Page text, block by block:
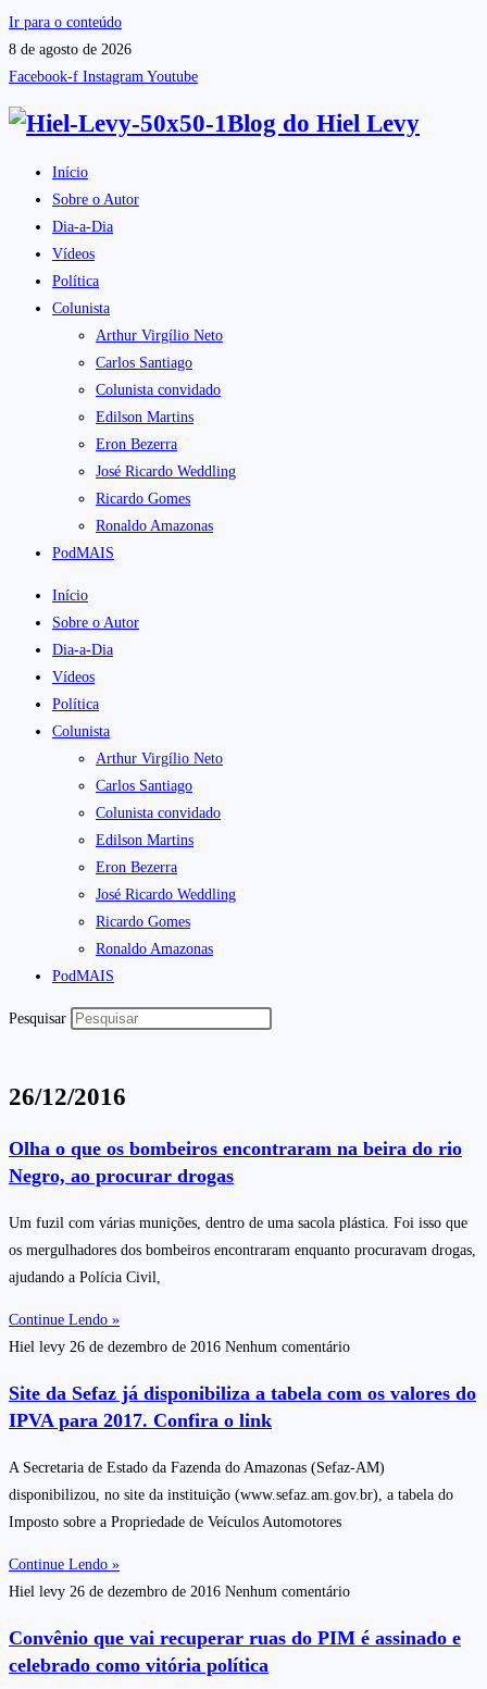
Ir para o conteúdo
8 de agosto de 2026
Facebook-f Instagram Youtube
Blog do Hiel Levy
Início
Sobre o Autor
Dia-a-Dia
Vídeos
Política
Colunista
Arthur Virgílio Neto
Carlos Santiago
Colunista convidado
Edilson Martins
Eron Bezerra
José Ricardo Weddling
Ricardo Gomes
Ronaldo Amazonas
PodMAIS
Início
Sobre o Autor
Dia-a-Dia
Vídeos
Política
Colunista
Arthur Virgílio Neto
Carlos Santiago
Colunista convidado
Edilson Martins
Eron Bezerra
José Ricardo Weddling
Ricardo Gomes
Ronaldo Amazonas
PodMAIS
Pesquisar
26/12/2016
Olha o que os bombeiros encontraram na beira do rio
Negro, ao procurar drogas
Um fuzil com várias munições, dentro de uma sacola plástica. Foi isso que
os mergulhadores dos bombeiros encontraram enquanto procuravam drogas,
ajudando a Polícia Civil,
Continue Lendo »
Hiel levy 26 de dezembro de 2016 Nenhum comentário
Site da Sefaz já disponibiliza a tabela com os valores do
IPVA para 2017. Confira o link
A Secretaria de Estado da Fazenda do Amazonas (Sefaz-AM)
disponibilizou, no site da instituição (www.sefaz.am.gov.br), a tabela do
Imposto sobre a Propriedade de Veículos Automotores
Continue Lendo »
Hiel levy 26 de dezembro de 2016 Nenhum comentário
Convênio que vai recuperar ruas do PIM é assinado e
celebrado como vitória política